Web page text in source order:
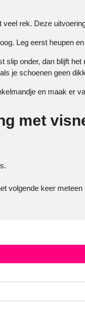
veel rek. Deze
Leg eerst heupen
slip onder, dan blijft
je schoenen geen
en maak er
met
volgende keer meteen